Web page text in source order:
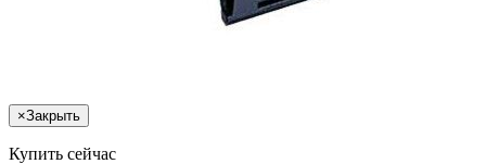
×Закрыть
Купить сейчас